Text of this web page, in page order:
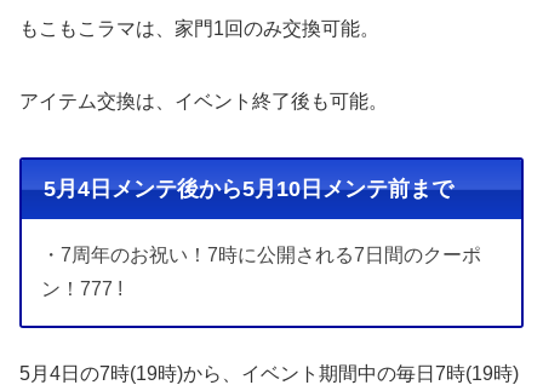
もこもこラマは、家門1回のみ交換可能。
アイテム交換は、イベント終了後も可能。
5月4日メンテ後から5月10日メンテ前まで
・7周年のお祝い！7時に公開される7日間のクーポ
ン！777 !
5月4日の7時(19時)から、イベント期間中の毎日7時(19時)